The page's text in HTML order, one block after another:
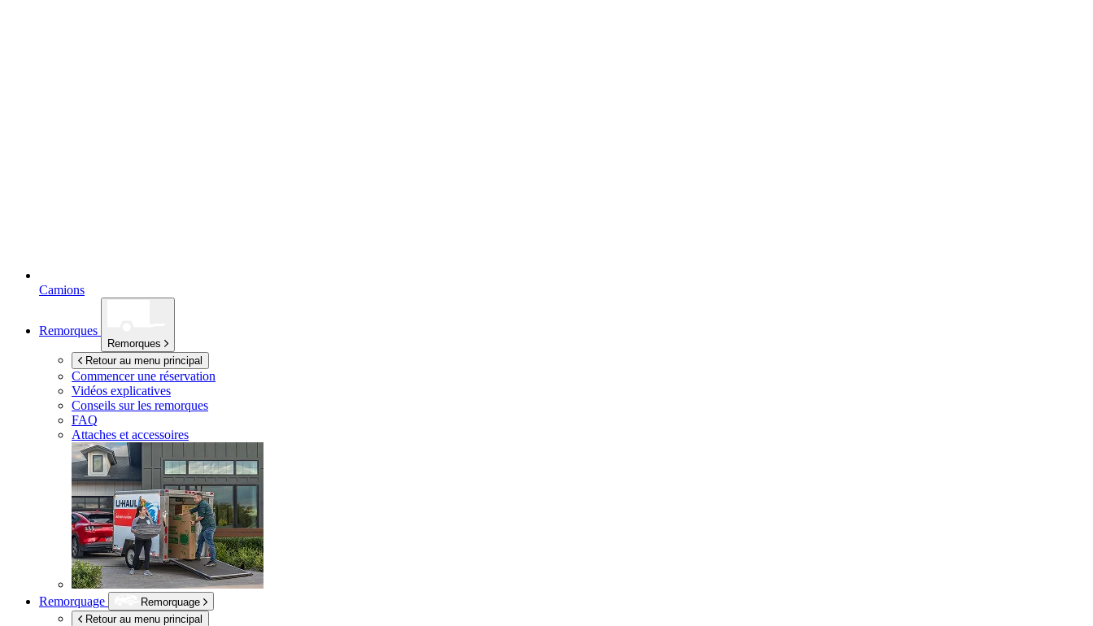
Camions
Remorques
Remorques
Retour au menu principal
Commencer une réservation
Vidéos explicatives
Conseils sur les remorques
FAQ
Attaches et accessoires
Remorquage
Remorquage
Retour au menu principal